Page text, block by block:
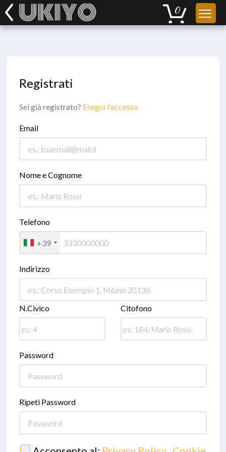
Registrati
Sei già registrato? Esegui l'accesso
Email
Nome e Cognome
Telefono
+39
Indirizzo
N.Civico Citofono
Password
Ripeti Password